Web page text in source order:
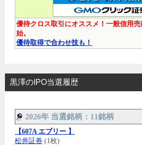
優待クロス取引にオススメ！一般信用
始。
優待取得で合わせ技も！
黒澤のIPO当選履歴
2026年 当選銘柄：11銘柄
【607A エブリー 】
松井証券 (1枚)